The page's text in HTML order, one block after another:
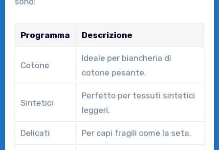
Programma Descrizione
Cotone
Ideale per biancheria di
cotone pesante.
Sintetici
Perfetto per tessuti sintetici
leggeri.
Delicati Per capi fragili come la seta.